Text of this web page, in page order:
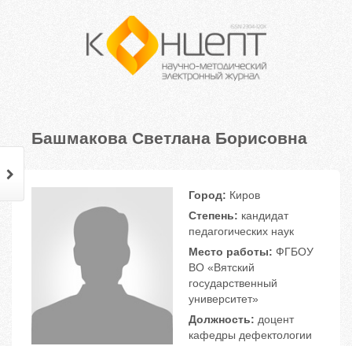
Башмакова Светлана Борисовна
Город: Киров
Степень: кандидат
педагогических наук
Место работы: ФГБОУ
ВО «Вятский
государственный
университет»
Должность: доцент
кафедры дефектологии